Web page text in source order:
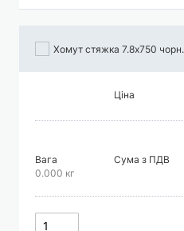
Хомут стяжка 7.8х750 чорн.
Ціна
Вага
0.000 кг
Сума з ПДВ